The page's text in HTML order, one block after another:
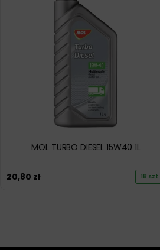
MOL TURBO DIESEL 15W40 1L
20,80 zł 18 szt.